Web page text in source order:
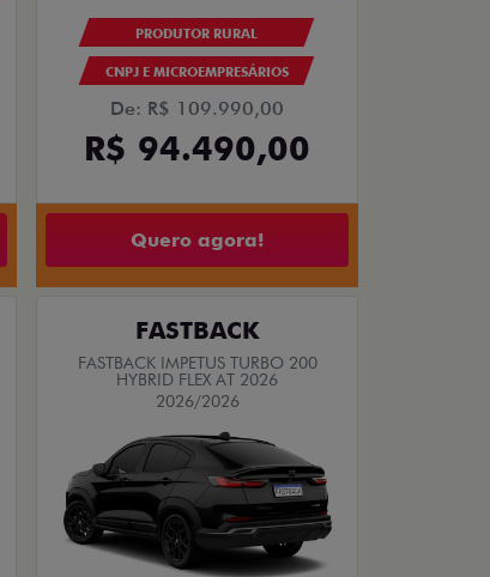
PRODUTOR RURAL
CNPJ E MICROEMPRESÁRIOS
De: R$ 109.990,00
R$ 94.490,00
Quero agora!
FASTBACK
FASTBACK IMPETUS TURBO 200
HYBRID FLEX AT 2026
2026/2026